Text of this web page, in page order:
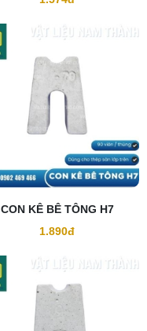
CON KÊ BÊ TÔNG H7
1.890đ